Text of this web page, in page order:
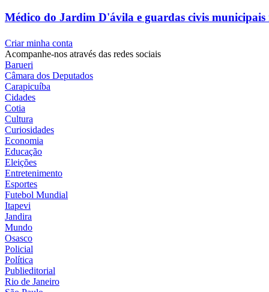
Médico do Jardim D'ávila e guardas civis municipais
Criar minha conta
Acompanhe-nos através das redes sociais
Barueri
Câmara dos Deputados
Carapicuíba
Cidades
Cotia
Cultura
Curiosidades
Economia
Educação
Eleições
Entretenimento
Esportes
Futebol Mundial
Itapevi
Jandira
Mundo
Osasco
Policial
Política
Publieditorial
Rio de Janeiro